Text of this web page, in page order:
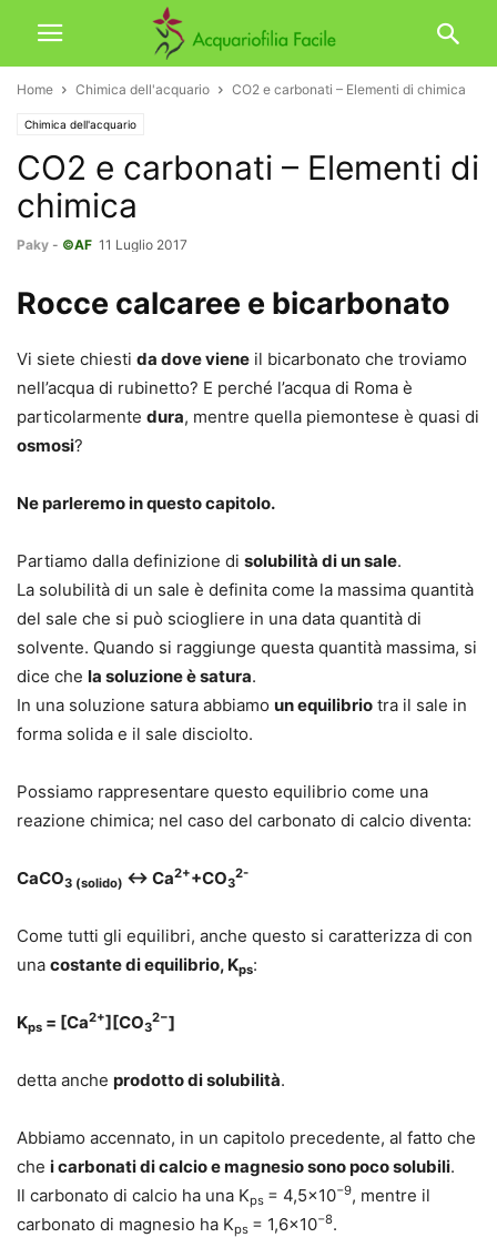
Home Chimica dell'acquario CO2 e carbonati – Elementi di chimica
Chimica dell'acquario
CO2 e carbonati – Elementi di
chimica
Paky - ©AF 11 Luglio 2017
Rocce calcaree e bicarbonato
Vi siete chiesti da dove viene il bicarbonato che troviamo
nell’acqua di rubinetto? E perché l’acqua di Roma è
particolarmente dura, mentre quella piemontese è quasi di
osmosi?
Ne parleremo in questo capitolo.
Partiamo dalla definizione di solubilità di un sale.
La solubilità di un sale è definita come la massima quantità
del sale che si può sciogliere in una data quantità di
solvente. Quando si raggiunge questa quantità massima, si
dice che la soluzione è satura.
In una soluzione satura abbiamo un equilibrio tra il sale in
forma solida e il sale disciolto.
Possiamo rappresentare questo equilibrio come una
reazione chimica; nel caso del carbonato di calcio diventa:
CaCO3 (solido) ↔ Ca2++CO3
2-
Come tutti gli equilibri, anche questo si caratterizza di con
una costante di equilibrio, Kps:
Kps = [Ca2+][CO3
2−]
detta anche prodotto di solubilità.
Abbiamo accennato, in un capitolo precedente, al fatto che
che i carbonati di calcio e magnesio sono poco solubili.
Il carbonato di calcio ha una Kps = 4,5×10−9, mentre il
carbonato di magnesio ha Kps = 1,6×10−8.